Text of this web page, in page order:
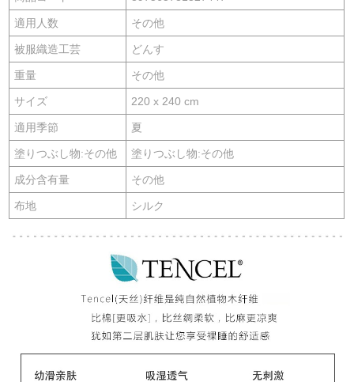
適用人数 その他
被服織造工芸 どんす
重量 その他
サイズ 220 x 240 cm
適用季節 夏
塗りつぶし物:その他 塗りつぶし物:その他
成分含有量 その他
布地 シルク